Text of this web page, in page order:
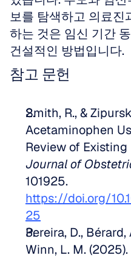
보를 탐색하고 의료진
하는 것은 임신 기간
건설적인 방법입니다.
참고 문헌
Smith, R., &
Acetaminophen
Review of
Journal of
https://doi.org/
25
Pereira, D., Bérard,
Winn, L. M.